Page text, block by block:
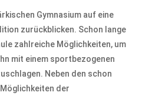
Gymnasium auf eine
zurückblicken. Schon lange
zahlreiche Möglichkeiten, um
mit einem sportbezogenen
Neben den schon
der